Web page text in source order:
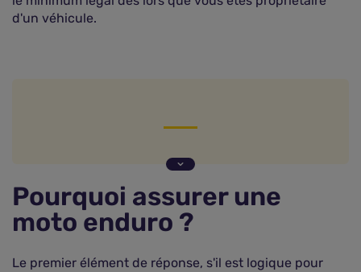
d'un véhicule.
Les types d'assurance pour une moto enduro
Pourquoi assurer une
moto enduro ?
Le premier élément de réponse, s'il est logique pour